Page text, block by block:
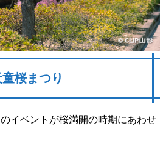
童桜まつり
イベントが桜満開の時期にあわせ